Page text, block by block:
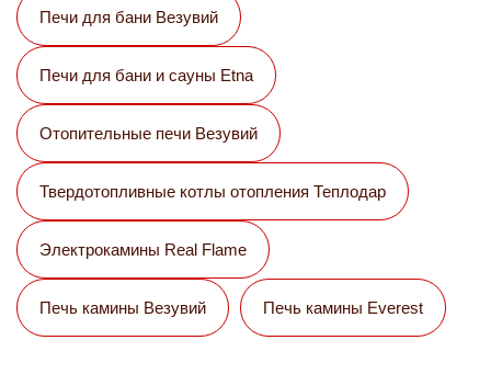
Печи для бани Везувий
Печи для бани и сауны Etna
Отопительные печи Везувий
Твердотопливные котлы отопления Теплодар
Электрокамины Real Flame
Печь камины Везувий Печь камины Everest